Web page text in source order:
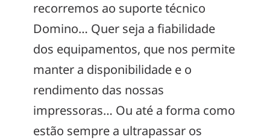
recorremos ao suporte técnico
Domino… Quer seja a fiabilidade
dos equipamentos, que nos permite
manter a disponibilidade e o
rendimento das nossas
impressoras… Ou até a forma como
estão sempre a ultrapassar os